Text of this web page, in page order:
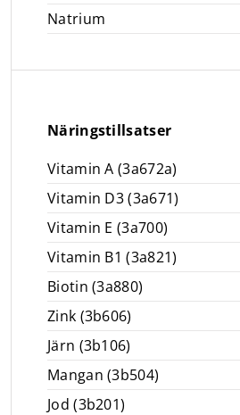
Natrium
Näringstillsatser
Vitamin A (3a672a)
Vitamin D3 (3a671)
Vitamin E (3a700)
Vitamin B1 (3a821)
Biotin (3a880)
Zink (3b606)
Järn (3b106)
Mangan (3b504)
Jod (3b201)